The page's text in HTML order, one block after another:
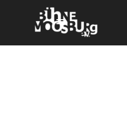
Menü überspringen